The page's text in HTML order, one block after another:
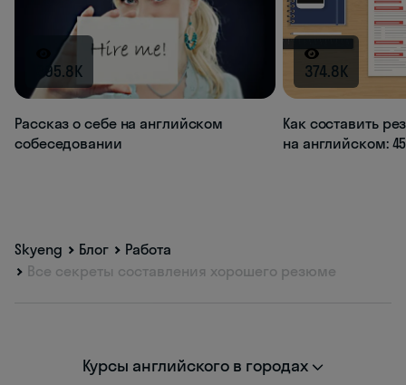
395.8K
Рассказ о себе на английском
собеседовании
374.8K
Как составить
на английском:
Skyeng Блог
Работа
Все секреты составления хорошего резюме
Курсы английского в городах